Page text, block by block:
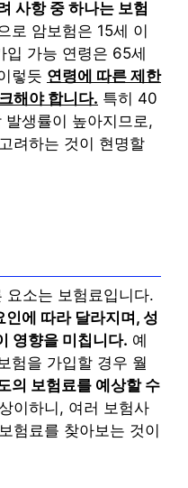
사항 중 하나는 보험
로 암보험은 15세 이
입 가능 연령은 65세
렇듯 연령에 따른 제한
해야 합니다. 특히 40
생률이 높아지므로,
려하는 것이 현명할
요소는 보험료입니다.
에 따라 달라지며, 성
영향을 미칩니다. 예
험을 가입할 경우 월
의 보험료를 예상할 수
이하니, 여러 보험사
험료를 찾아보는 것이